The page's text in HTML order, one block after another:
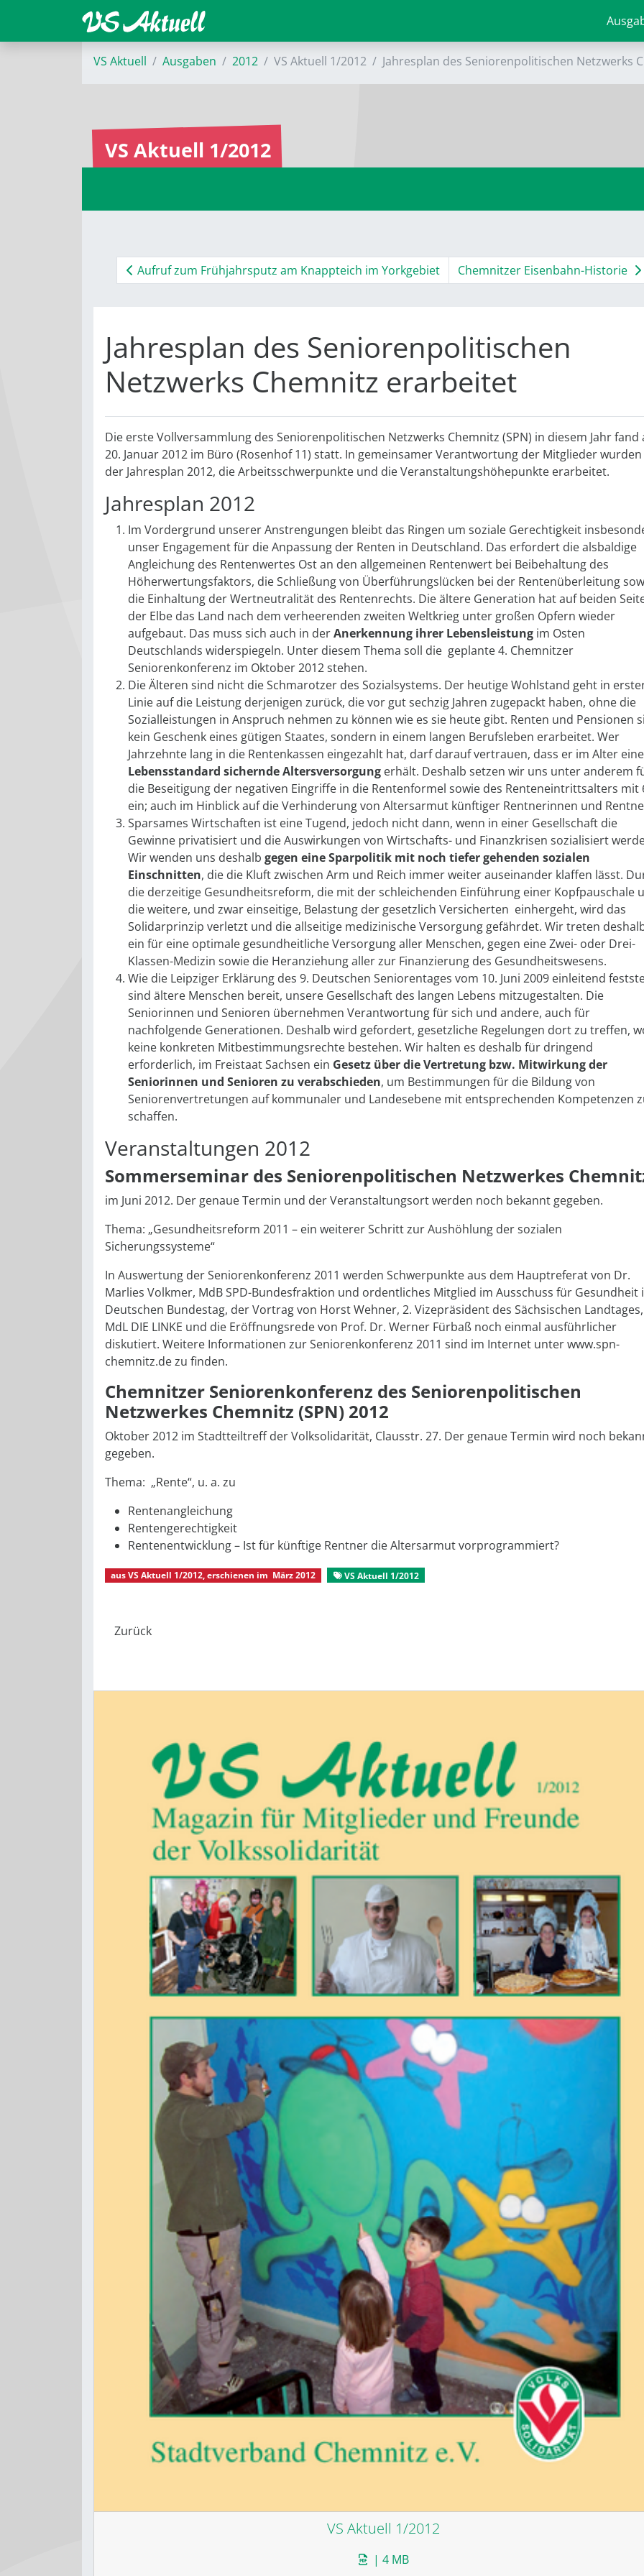
VS Aktuell Ausgaben 2012 VS Aktuell 1/2012 Jahresplan des Seniorenpolitischen Netzwerks
VS Aktuell 1/2012
Aufruf zum Frühjahrsputz am Knappteich im Yorkgebiet Chemnitzer Eisenbahn-Historie
Jahresplan des Seniorenpolitischen
Netzwerks Chemnitz erarbeitet
Die erste Vollversammlung des Seniorenpolitischen Netzwerks Chemnitz (SPN) in diesem Jahr fand
20. Januar 2012 im Büro (Rosenhof 11) statt. In gemeinsamer Verantwortung der Mitglieder wurden
der Jahresplan 2012, die Arbeitsschwerpunkte und die Veranstaltungshöhepunkte erarbeitet.
Jahresplan 2012
Im Vordergrund unserer Anstrengungen bleibt das Ringen um soziale Gerechtigkeit
unser Engagement für die Anpassung der Renten in Deutschland. Das erfordert die alsbaldige
Angleichung des Rentenwertes Ost an den allgemeinen Rentenwert bei Beibehaltung des
Höherwertungsfaktors, die Schließung von Überführungslücken bei der Rentenüberleitung
die Einhaltung der Wertneutralität des Rentenrechts. Die ältere Generation hat auf beiden
der Elbe das Land nach dem verheerenden zweiten Weltkrieg unter großen Opfern wieder
aufgebaut. Das muss sich auch in derAnerkennung ihrer Lebensleistung im Osten
Deutschlands widerspiegeln. Unter diesem Thema soll die geplante 4. Chemnitzer
Seniorenkonferenz im Oktober 2012 stehen.
Die Älteren sind nicht die Schmarotzer des Sozialsystems. Der heutige Wohlstand geht in
Linie auf die Leistung derjenigen zurück, die vor gut sechzig Jahren zugepackt haben, ohne die
Sozialleistungen in Anspruch nehmen zu können wie es sie heute gibt. Renten und Pensionen
kein Geschenk eines gütigen Staates, sondern in einem langen Berufsleben erarbeitet. Wer
Jahrzehnte lang in die Rentenkassen eingezahlt hat, darf darauf vertrauen, dass er im Alter eine
Lebensstandard sichernde Altersversorgung erhält. Deshalb setzen wir uns unter anderem
die Beseitigung der negativen Eingriffe in die Rentenformel sowie des Renteneintrittsalters mit
ein; auch im Hinblick auf die Verhinderung von Altersarmut künftiger Rentnerinnen und
Sparsames Wirtschaften ist eine Tugend, jedoch nicht dann, wenn in einer Gesellschaft die
Gewinne privatisiert und die Auswirkungen von Wirtschafts- und Finanzkrisen sozialisiert
Wir wenden uns deshalb gegen eine Sparpolitik mit noch tiefer gehenden sozialen
Einschnitten, die die Kluft zwischen Arm und Reich immer weiter auseinander klaffen lässt.
die derzeitige Gesundheitsreform, die mit der schleichenden Einführung einer Kopfpauschale
die weitere, und zwar einseitige, Belastung der gesetzlich Versicherten einhergeht, wird das
Solidarprinzip verletzt und die allseitige medizinische Versorgung gefährdet. Wir treten
ein für eine optimale gesundheitliche Versorgung aller Menschen, gegen eine Zwei- oder Drei-
Klassen-Medizin sowie die Heranziehung aller zur Finanzierung des Gesundheitswesens.
Wie die Leipziger Erklärung des 9. Deutschen Seniorentages vom 10. Juni 2009 einleitend
sind ältere Menschen bereit, unsere Gesellschaft des langen Lebens mitzugestalten. Die
Seniorinnen und Senioren übernehmen Verantwortung für sich und andere, auch für
nachfolgende Generationen. Deshalb wird gefordert, gesetzliche Regelungen dort zu treffen,
keine konkreten Mitbestimmungsrechte bestehen. Wir halten es deshalb für dringend
erforderlich, im Freistaat Sachsen ein Gesetz über die Vertretung bzw. Mitwirkung der
Seniorinnen und Senioren zu verabschieden, um Bestimmungen für die Bildung von
Seniorenvertretungen auf kommunaler und Landesebene mit entsprechenden Kompetenzen
schaffen.
Veranstaltungen 2012
Sommerseminar des Seniorenpolitischen Netzwerkes
im Juni 2012. Der genaue Termin und der Veranstaltungsort werden noch bekannt gegeben.
Thema: „Gesundheitsreform 2011 – ein weiterer Schritt zur Aushöhlung der sozialen
Sicherungssysteme“
In Auswertung der Seniorenkonferenz 2011 werden Schwerpunkte aus dem Hauptreferat von Dr.
Marlies Volkmer, MdB SPD-Bundesfraktion und ordentliches Mitglied im Ausschuss für Gesundheit
Deutschen Bundestag, der Vortrag von Horst Wehner, 2. Vizepräsident des Sächsischen Landtages,
MdL DIE LINKE und die Eröffnungsrede von Prof. Dr. Werner Fürbaß noch einmal ausführlicher
diskutiert. Weitere Informationen zur Seniorenkonferenz 2011 sind im Internet unter www.spn-
chemnitz.de zu finden.
Chemnitzer Seniorenkonferenz des Seniorenpolitischen
Netzwerkes Chemnitz (SPN) 2012
Oktober 2012 im Stadtteiltreff der Volksolidarität, Clausstr. 27. Der genaue Termin wird noch
gegeben.
Thema: „Rente“, u. a. zu
Rentenangleichung
Rentengerechtigkeit
Rentenentwicklung – Ist für künftige Rentner die Altersarmut vorprogrammiert?
ausVS Aktuell 1/2012, erschienen im März 2012 VS Aktuell 1/2012
VS Aktuell 1/2012
| 4 MB